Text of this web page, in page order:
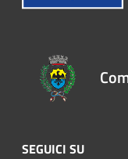
SEGUICI SU